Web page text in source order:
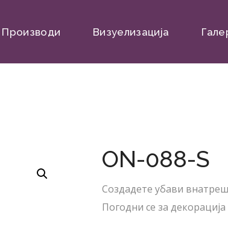
Производи Визуелизација
ON-088-S
Создадете убави
Погодни се за